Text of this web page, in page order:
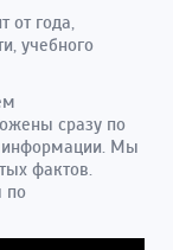
от года,
учебного
сразу по
информации. Мы
фактов.
по